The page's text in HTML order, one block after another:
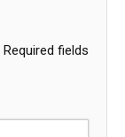
Required fields